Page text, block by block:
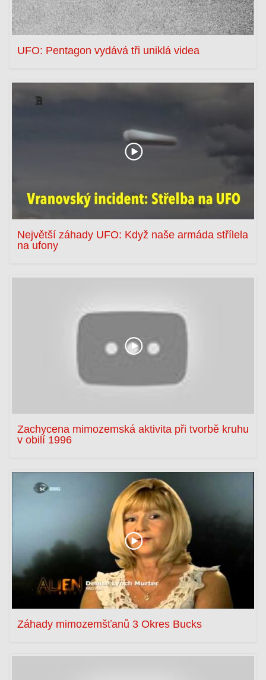
UFO: Pentagon vydává tři uniklá videa
Největší záhady UFO: Když naše armáda střílela
na ufony
Zachycena mimozemská aktivita při tvorbě kruhu
v obilí 1996
Záhady mimozemšťanů 3 Okres Bucks